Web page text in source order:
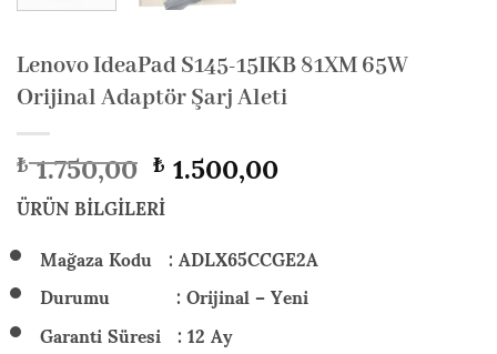
Lenovo IdeaPad S145-15IKB 81XM 65W
Orijinal Adaptör Şarj Aleti
₺1.750,00 Orijinal
fiyat:
₺ 1.750,00.
₺1.500,00Şuandaki
₺ 1.500,00.
ÜRÜN BİLGİLERİ
Mağaza Kodu : ADLX65CCGE2A
Durumu : Orijinal – Yeni
Garanti Süresi : 12 Ay